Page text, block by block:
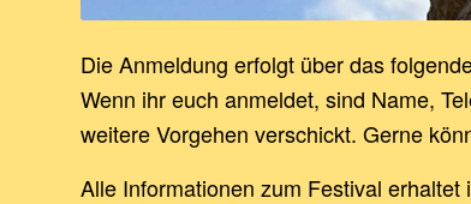
Die Anmeldung erfolgt über das
Wenn ihr euch anmeldet, sind Name,
weitere Vorgehen verschickt. Gerne
Alle Informationen zum Festival erhaltet